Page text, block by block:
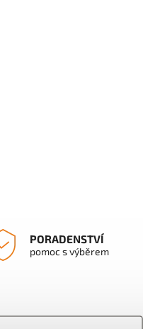
PORADENSTVÍ
pomoc s výběrem